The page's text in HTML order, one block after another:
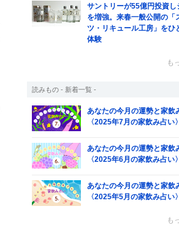
サントリーが55億円投資し
を増強。来春一般公開の「
ツ・リキュール工房」をひ
体験
も
読みもの - 新着一覧 -
あなたの今月の運勢と家飲
〈2025年7月の家飲み占い〉
あなたの今月の運勢と家飲
〈2025年6月の家飲み占い〉
あなたの今月の運勢と家飲
〈2025年5月の家飲み占い〉
も